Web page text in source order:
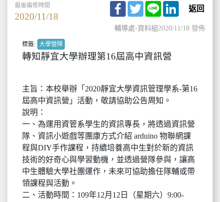
最後編修時間
2020/11/18
Facebook
TwitterLine LinkedIn
返回
輔導處-資料組2020/11/18 發佈
標籤: 大學營隊
轉知靜宜大學辦理第16屆高中資訊營
主旨：本校舉辦「2020靜宜大學資訊管理學系-第16
屆高中資訊營」活動，敬請協助公告周知。
說明：
一、為運用資管系學生的資訊專長，將透過資訊營
隊、資訊小遊戲等團康方式介紹 arduino 物聯網課
程與DIY手作課程，持續培養高中生對於新的資訊
技術的好奇心與學習動機，並透過營隊參與，讓高
中生體驗大學社團運作，未來可協助擔任隊輔或帶
領課程與活動。
二、活動時間：109年12月12日（星期六）9:00-